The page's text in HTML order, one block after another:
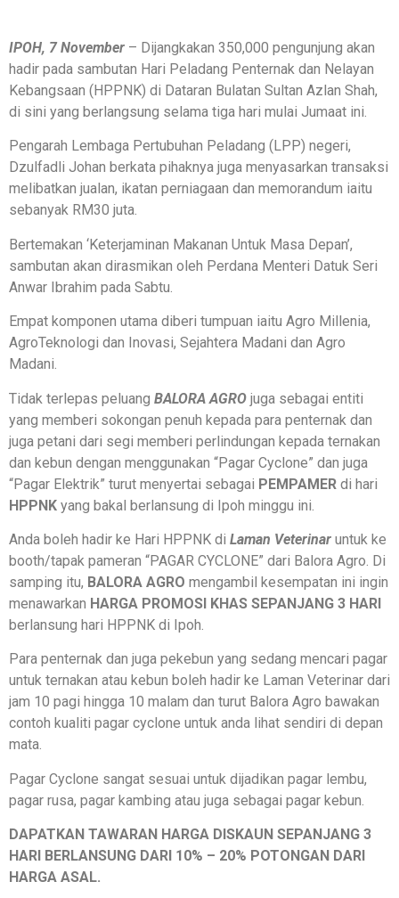
IPOH, 7 November – Dijangkakan 350,000 pengunjung akan
hadir pada sambutan Hari Peladang Penternak dan Nelayan
Kebangsaan (HPPNK) di Dataran Bulatan Sultan Azlan Shah,
di sini yang berlangsung selama tiga hari mulai Jumaat ini.
Pengarah Lembaga Pertubuhan Peladang (LPP) negeri,
Dzulfadli Johan berkata pihaknya juga menyasarkan transaksi
melibatkan jualan, ikatan perniagaan dan memorandum iaitu
sebanyak RM30 juta.
Bertemakan ‘Keterjaminan Makanan Untuk Masa Depan’,
sambutan akan dirasmikan oleh Perdana Menteri Datuk Seri
Anwar Ibrahim pada Sabtu.
Empat komponen utama diberi tumpuan iaitu Agro Millenia,
AgroTeknologi dan Inovasi, Sejahtera Madani dan Agro
Madani.
Tidak terlepas peluang BALORA AGRO juga sebagai entiti
yang memberi sokongan penuh kepada para penternak dan
juga petani dari segi memberi perlindungan kepada ternakan
dan kebun dengan menggunakan “Pagar Cyclone” dan juga
“Pagar Elektrik” turut menyertai sebagai PEMPAMER di hari
HPPNK yang bakal berlansung di Ipoh minggu ini.
Anda boleh hadir ke Hari HPPNK di Laman Veterinar untuk ke
booth/tapak pameran “PAGAR CYCLONE” dari Balora Agro. Di
samping itu, BALORA AGRO mengambil kesempatan ini ingin
menawarkan HARGA PROMOSI KHAS SEPANJANG 3 HARI
berlansung hari HPPNK di Ipoh.
Para penternak dan juga pekebun yang sedang mencari pagar
untuk ternakan atau kebun boleh hadir ke Laman Veterinar dari
jam 10 pagi hingga 10 malam dan turut Balora Agro bawakan
contoh kualiti pagar cyclone untuk anda lihat sendiri di depan
mata.
Pagar Cyclone sangat sesuai untuk dijadikan pagar lembu,
pagar rusa, pagar kambing atau juga sebagai pagar kebun.
DAPATKAN TAWARAN HARGA DISKAUN SEPANJANG 3
HARI BERLANSUNG DARI 10% – 20% POTONGAN DARI
HARGA ASAL.